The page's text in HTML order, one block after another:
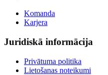
Komanda
Karjera
Juridiskā informācija
Privātuma politika
Lietošanas noteikumi